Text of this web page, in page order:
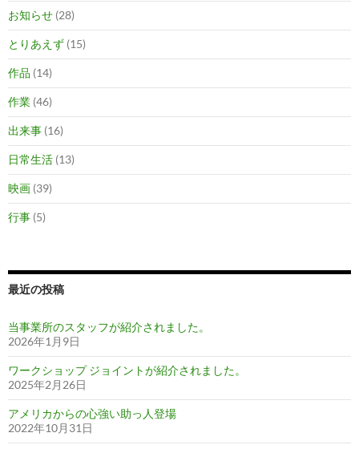
お知らせ (28)
とりあえず (15)
作品 (14)
作業 (46)
出来事 (16)
日常生活 (13)
映画 (39)
行事 (5)
最近の投稿
当事業所のスタッフが紹介されました。
2026年1月9日
ワークショップ ジョイントが紹介されました。
2025年2月26日
アメリカからの心強い助っ人登場
2022年10月31日